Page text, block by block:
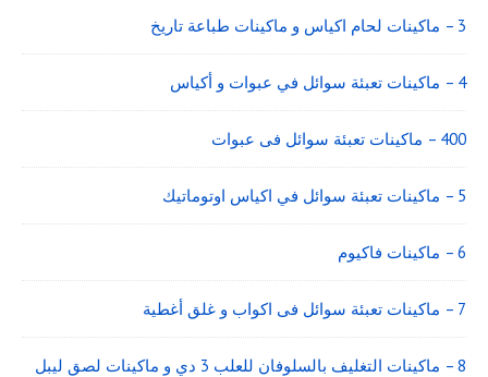
3 – ماكينات لحام اكياس و ماكينات طباعة تاريخ
4 – ماكينات تعبئة سوائل في عبوات و أكياس
400 – ماكينات تعبئة سوائل فى عبوات
5 – ماكينات تعبئة سوائل في اكياس اوتوماتيك
6 – ماكينات فاكيوم
7 – ماكينات تعبئة سوائل فى اكواب و غلق أغطية
8 – ماكينات التغليف بالسلوفان للعلب 3 دي و ماكينات لصق ليبل